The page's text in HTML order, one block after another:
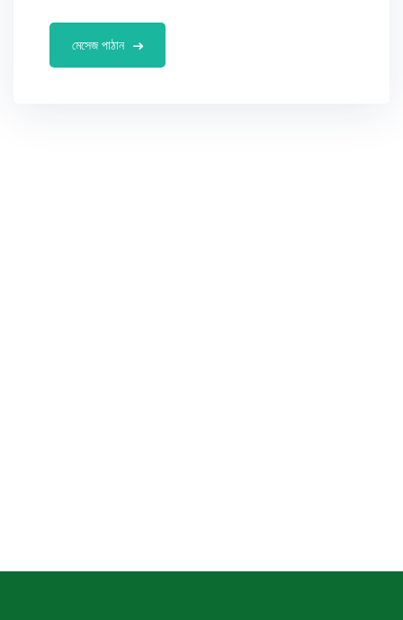
মেসেজ পাঠান